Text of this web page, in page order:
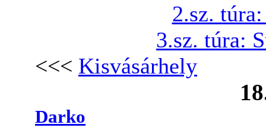
2.sz.
3.sz. túra:
<<< Kisvásárhely
Darko